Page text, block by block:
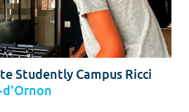
Studently Campus Ricci
d'Ornon